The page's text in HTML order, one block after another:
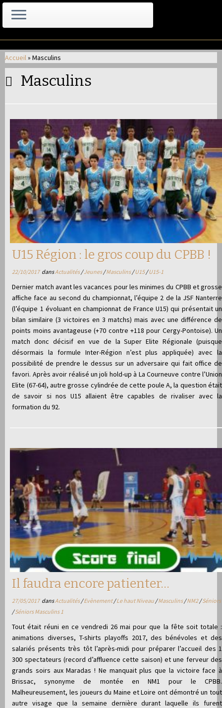
au
contenu
Accueil» Masculins
Masculins
U15 Région : le gros coup du CPBB !
22/10/2017dansActualités/Jeunes/Masculins/U15/U15-1
Dernier match avant les vacances pour les minimes du CPBB et grosse
affiche face au second du championnat, l’équipe 2 de la JSF Nanterre
(l’équipe 1 évoluant en championnat de France U15) qui présentait un
bilan similaire (3 victoires en 3 matchs) mais avec une différence de
points moins avantageuse (+70 contre +118 pour Cergy-Pontoise). Un
match donc décisif en vue de la Super Elite Régionale (puisque
désormais la formule Inter-Région n’est plus appliquée) avec la
possibilité de prendre le dessus sur un adversaire qui fait office de
favori. Après avoir réalisé un joli hold-up à La Courneuve contre l’Union
Elite (67-64), autre grosse cylindrée de cette poule A, la question était
de savoir si nos U15 allaient être capables de rivaliser avec la
formation du 92.
Il faudra encore patienter…
27/05/2017dansActualités/Evènement/Le haut Niveau /Masculins/NM2/Séniors
/Séniors Masculins 1
Tout était réuni en ce vendredi 26 mai pour que la fête soit totale :
animations diverses, T-shirts playoffs 2017, des bénévoles et des
salariés présents très tôt l’après-midi pour préparer l’accueil des 1
300 spectateurs (record d’affluence cette saison) et une ferveur des
grands soirs aux Maradas ! Ne manquait plus que la victoire face à
Brissac, synonyme de montée en NM1 pour le CPBB.
Malheureusement, les joueurs du Maine et Loire ont démontré un tout
autre visage que la semaine dernière durant laquelle ils furent